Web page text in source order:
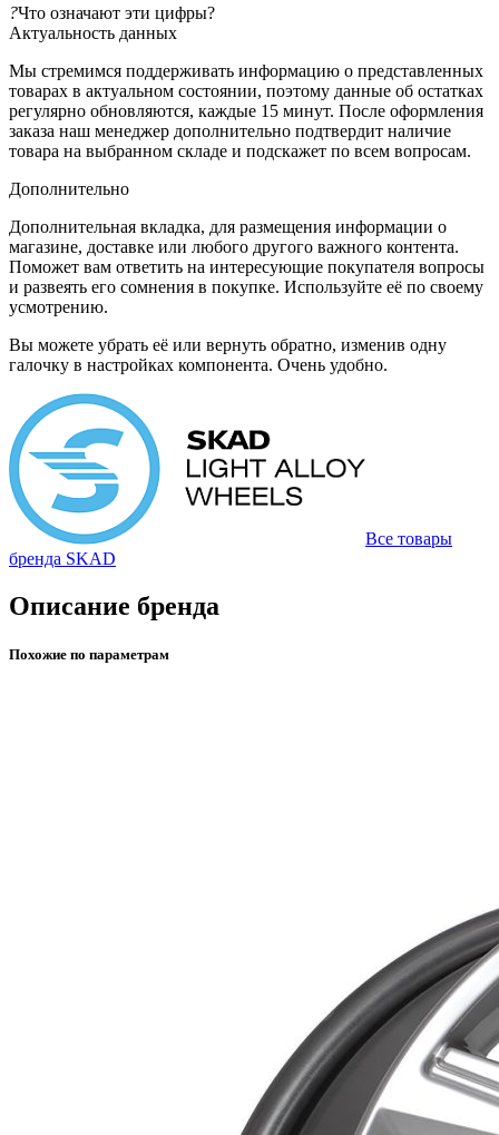
?Что означают эти цифры?
Актуальность данных
Мы стремимся поддерживать информацию о представленных
товарах в актуальном состоянии, поэтому данные об остатках
регулярно обновляются, каждые 15 минут. После оформления
заказа наш менеджер дополнительно подтвердит наличие
товара на выбранном складе и подскажет по всем вопросам.
Дополнительно
Дополнительная вкладка, для размещения информации о
магазине, доставке или любого другого важного контента.
Поможет вам ответить на интересующие покупателя вопросы
и развеять его сомнения в покупке. Используйте её по своему
усмотрению.
Вы можете убрать её или вернуть обратно, изменив одну
галочку в настройках компонента. Очень удобно.
Все товары
бренда SKAD
Описание бренда
Похожие по параметрам